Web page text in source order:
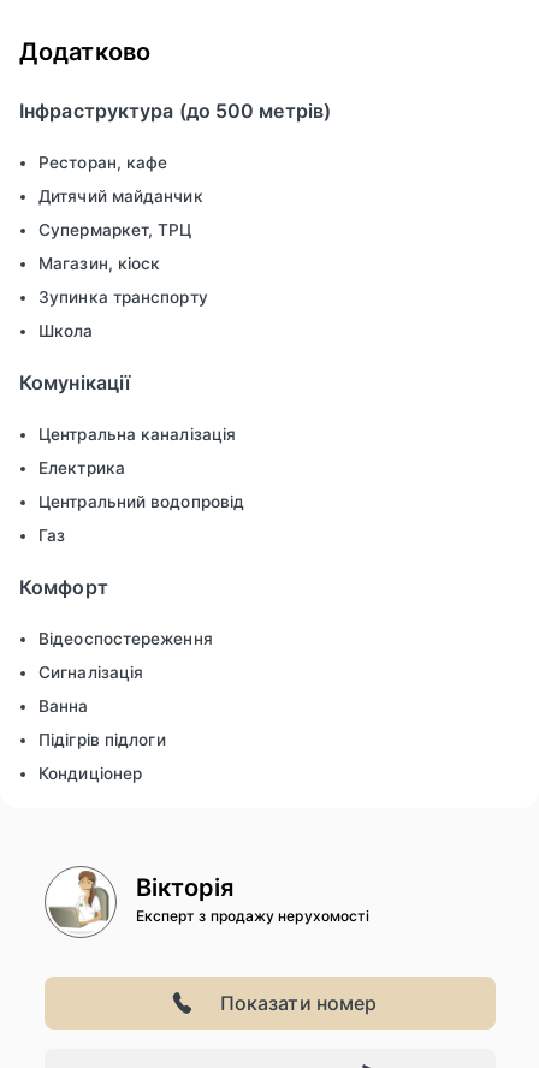
Додатково
Інфраструктура (до 500 метрів)
Ресторан, кафе
Дитячий майданчик
Супермаркет, ТРЦ
Магазин, кіоск
Зупинка транспорту
Школа
Комунікації
Центральна каналізація
Електрика
Центральний водопровід
Газ
Комфорт
Відеоспостереження
Сигналізація
Ванна
Підігрів підлоги
Кондиціонер
Вікторія
Експерт з продажу нерухомості
Показати номер